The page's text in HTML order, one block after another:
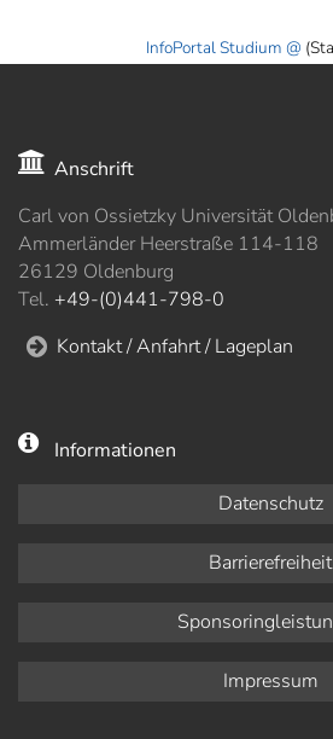
InfoPortal Studium
Anschrift
Carl von Ossietzky Universität
Ammerländer Heerstraße 114-118
26129 Oldenburg
Tel. +49-(0)441-798-0
Kontakt / Anfahrt / Lageplan
Informationen
Datenschutz
Barrierefreiheit
Impressum